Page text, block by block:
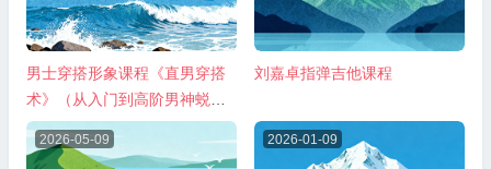
男士穿搭形象课程《直男穿搭
术》（从入门到高阶男神蜕
变）
刘嘉卓指弹吉他课程
2026-05-09 2026-01-09